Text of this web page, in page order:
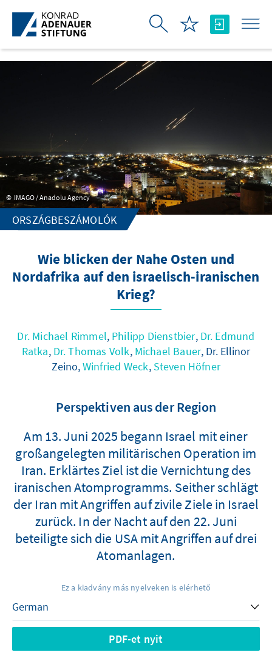
Ugrás a fő tartalomhoz
IMAGO / Anadolu Agency
ORSZÁGBESZÁMOLÓK
Wie blicken der Nahe Osten und
Nordafrika auf den israelisch-iranischen
Krieg?
Dr. Michael Rimmel, Philipp Dienstbier, Dr. Edmund
Ratka, Dr. Thomas Volk, Michael Bauer, Dr. Ellinor
Zeino,Winfried Weck, Steven Höfner
Perspektiven aus der Region
Am 13. Juni 2025 begann Israel mit einer
großangelegten militärischen Operation im
Iran. Erklärtes Ziel ist die Vernichtung des
iranischen Atomprogramms. Seither schlägt
der Iran mit Angriffen auf zivile Ziele in Israel
zurück. In der Nacht auf den 22. Juni
beteiligte sich die USA mit Angriffen auf drei
Atomanlagen.
Ez a kiadvány más nyelveken is elérhető
PDF-et nyit